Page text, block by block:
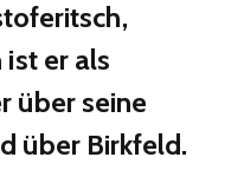
er als
über seine
über Birkfeld.